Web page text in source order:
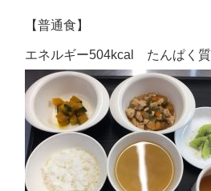
【普通食】
エネルギー504kcal たんぱく